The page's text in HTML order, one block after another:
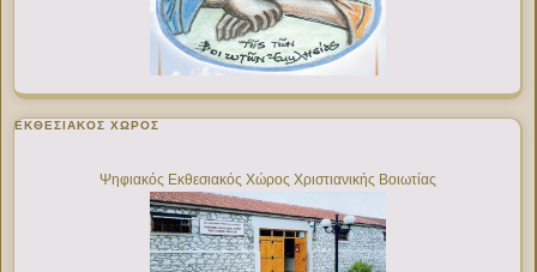
ΕΚΘΕΣΙΑΚΌΣ ΧΏΡΟΣ
Ψηφιακός Εκθεσιακός Χώρος Χριστιανικής Βοιωτίας